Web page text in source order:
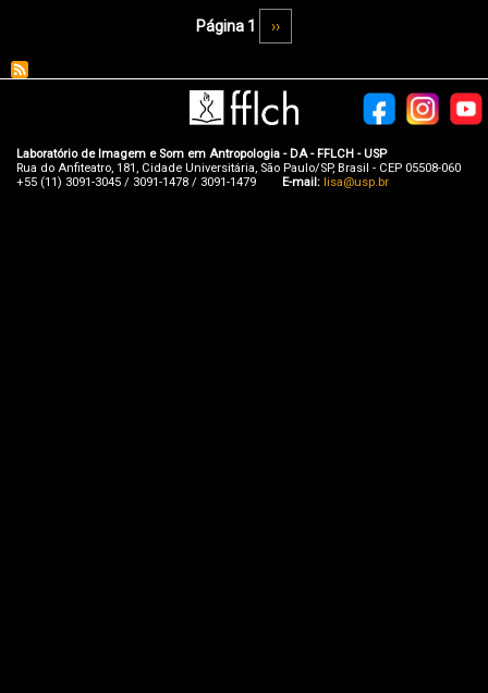
Página 1 Próxima página
››
Laboratório de Imagem e Som em Antropologia - DA - FFLCH - USP
Rua do Anfiteatro, 181, Cidade Universitária, São Paulo/SP, Brasil - CEP 05508-060
+55 (11) 3091-3045 / 3091-1478 / 3091-1479 E-mail: lisa@usp.br